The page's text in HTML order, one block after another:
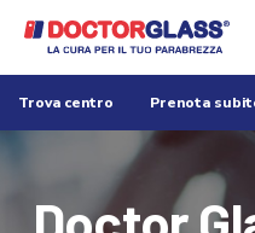
Trova centro Prenota